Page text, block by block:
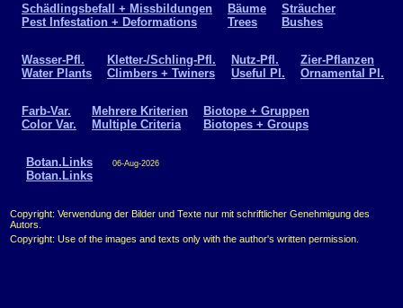
Schädlingsbefall + Missbildungen
Pest Infestation + Deformations
Bäume
Trees
Sträucher
Bushes
Wasser-Pfl.
Water Plants
Kletter-/Schling-Pfl.
Climbers + Twiners
Nutz-Pfl.
Useful Pl.
Zier-Pflanzen
Ornamental Pl.
Farb-Var.
Color Var.
Mehrere Kriterien
Multiple Criteria
Biotope + Gruppen
Biotopes + Groups
Botan.Links
Botan.Links
06-Aug-2026
Copyright: Verwendung der Bilder und Texte nur mit schriftlicher Genehmigung des
Autors.
Copyright: Use of the images and texts only with the author's written permission.